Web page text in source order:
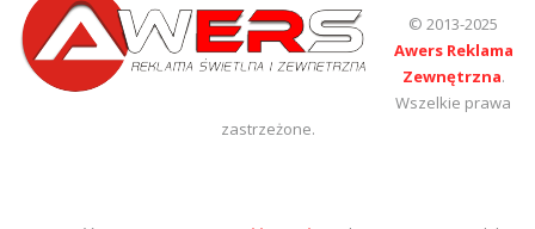
© 2013-2025
Awers Reklama
Zewnętrzna.
Wszelkie prawa
zastrzeżone.